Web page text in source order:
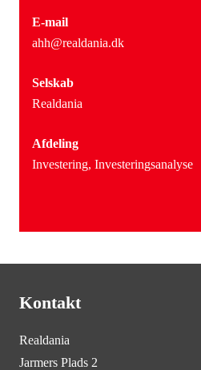
E-mail
ahh@realdania.dk
Selskab
Realdania
Afdeling
Investering, Investeringsanalyse
Kontakt
Realdania
Jarmers Plads 2